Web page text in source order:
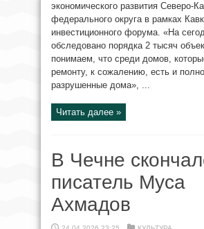
экономического развития Северо-
федерального округа в рамках
инвестиционного форума. «На
обследовано порядка 2 тысяч
понимаем, что среди домов,
ремонту, к сожалению, есть и
разрушенные дома», ...
Читать далее »
В Чечне
писатель Муса
Ахмадов